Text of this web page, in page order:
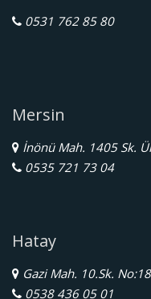
0531 762 85 80
Mersin
İnönü Mah. 1405 Sk.
0535 721 73 04
Hatay
Gazi Mah. 10.Sk.
0538 436 05 01